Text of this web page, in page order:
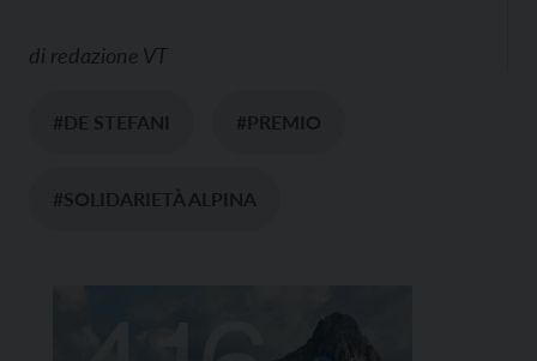
di redazione VT
#DE STEFANI #PREMIO
#SOLIDARIETÀ ALPINA